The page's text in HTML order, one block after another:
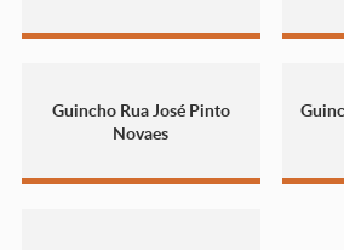
Guincho Rua José Pinto
Novaes